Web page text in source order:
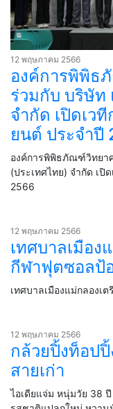
12 พฤษภาคม 2566
องค์การพิพิธ
ร่วมกับ บริษัท
จำกัด เปิดเว
ยนต์ ประจำปี
องค์การพิพิธภัณฑ์วิทยา
(ประเทศไทย) จำกัด เ
2566
12 พฤษภาคม 2566
เทศบาลเมือ
กีฬาฟุตซอลป้
เทศบาลเมืองแม่กลอง
12 พฤษภาคม 2566
กล้วยปิ้งท็อป
สายเก่า
ไอเดียแจ่ม หนุ่มวัย 38